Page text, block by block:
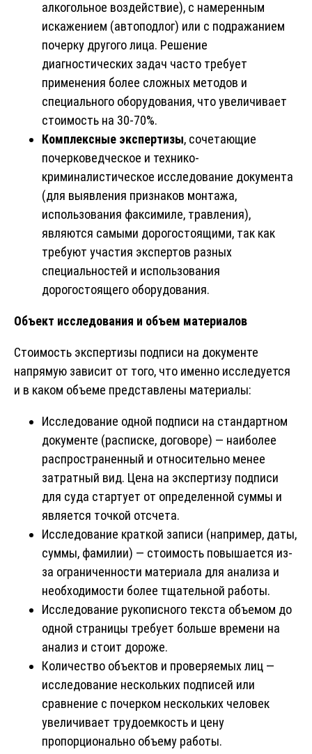
алкогольное воздействие), с намеренным
искажением (автоподлог) или с подражанием
почерку другого лица. Решение
диагностических задач часто требует
применения более сложных методов и
специального оборудования, что увеличивает
стоимость на 30-70%.
Комплексные экспертизы, сочетающие
почерковедческое и технико-
криминалистическое исследование документа
(для выявления признаков монтажа,
использования факсимиле, травления),
являются самыми дорогостоящими, так как
требуют участия экспертов разных
специальностей и использования
дорогостоящего оборудования.
Объект исследования и объем материалов
Стоимость экспертизы подписи на документе
напрямую зависит от того, что именно исследуется
и в каком объеме представлены материалы:
Исследование одной подписи на стандартном
документе (расписке, договоре) — наиболее
распространенный и относительно менее
затратный вид. Цена на экспертизу подписи
для суда стартует от определенной суммы и
является точкой отсчета.
Исследование краткой записи (например, даты,
суммы, фамилии) — стоимость повышается из-
за ограниченности материала для анализа и
необходимости более тщательной работы.
Исследование рукописного текста объемом до
одной страницы требует больше времени на
анализ и стоит дороже.
Количество объектов и проверяемых лиц —
исследование нескольких подписей или
сравнение с почерком нескольких человек
увеличивает трудоемкость и цену
пропорционально объему работы.